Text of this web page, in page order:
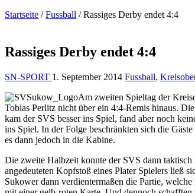
Startseite / Fussball / Rassiges Derby endet 4:4
Rassiges Derby endet 4:4
SN-SPORT 1. September 2014 Fussball,
Am zweiten Spieltag der
Tobias Perlitz nicht über ein 4:4-Remis hinaus.
kam der SVS besser ins Spiel, fand aber noch
ins Spiel. In der Folge beschränkten sich die
es dann jedoch in die Kabine.
Die zweite Halbzeit konnte der SVS dann
angedeuteten Kopfstoß eines Plater Spielers ließ
Sukower dann verdientermaßen die Partie,